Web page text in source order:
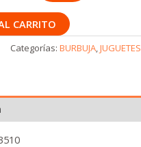
CARRITO
Categorías:BURBUJA,JUGUETES